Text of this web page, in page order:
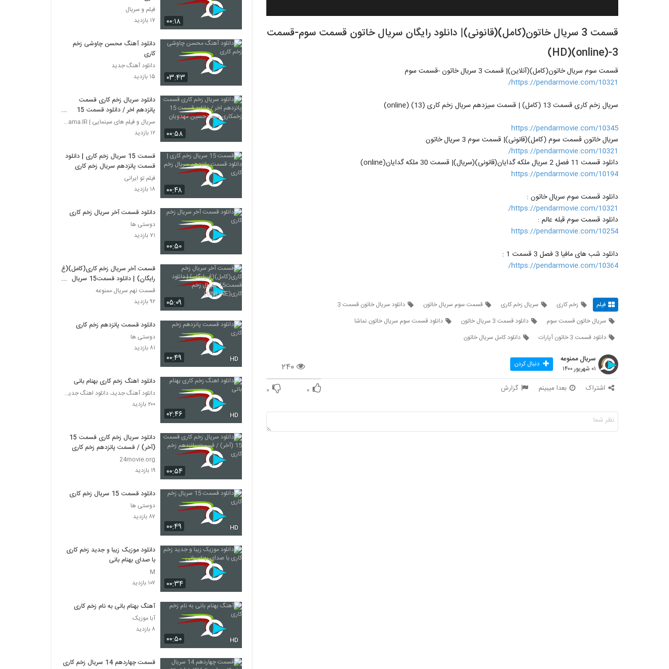
قسمت 3 سریال خاتون(کامل)(قانونی)| دانلود رایگان سریال خاتون قسمت سوم-قسمت
3-(online)(HD)
قسمت سوم سریال خاتون(کامل)(آنلاین)| قسمت 3 سریال خاتون -قسمت سوم
https://pendarmovie.com/10321/
سریال زخم کاری قسمت 13 (کامل) | قسمت سیزدهم سریال زخم کاری (13) (online)
https://pendarmovie.com/10345
سریال خاتون قسمت سوم (کامل)(قانونی)| قسمت سوم 3 سریال خاتون
https://pendarmovie.com/10321/
دانلود قسمت 11 فصل 2 سریال ملکه گدایان(قانونی)(سریال)| قسمت 30 ملکه گدایان(online)
https://pendarmovie.com/10194
دانلود قسمت سوم سریال خاتون :
https://pendarmovie.com/10321/
دانلود قسمت سوم قبله عالم :
https://pendarmovie.com/10254
دانلود شب های مافیا 3 فصل 3 قسمت 1 :
https://pendarmovie.com/10364/
فیلم زخم کاری سریال زخم کاری قسمت سوم سریال خاتون
دانلود سریال خاتون قسمت 3
سریال خاتون قسمت سوم
دانلود قسمت 3 سریال خاتون
دانلود قسمت سوم سریال خاتون نماشا
دانلود قسمت 3 خاتون آپارات
دانلود کامل سریال خاتون
۲۴۰
سریال ممنوعه
۰۱ شهریور ۱۴۰۰ دنبال کردن
اشتراک بعدا میبینم گزارش ۰ ۰
۰۰:۱۸
فیلم و سریال
۱۷ بازدید
۰۳:۴۳
دانلود آهنگ محسن چاوشی زخم
کاری
دانلود آهنگ جدید
۱۵ بازدید
۰۰:۵۸
دانلود سریال زخم کاری قسمت
پانزدهم اخر / دانلود قسمت 15
زخمکاری محمدحسین مهدویان
سریال و فیلم های سینمایی | BoxNama.IR
۱۲ بازدید
۰۰:۴۸
قسمت 15 سریال زخم کاری | دانلود
قسمت پانزدهم سریال زخم کاری
فیلم تو ایرانی
۱۸ بازدید
۰۰:۵۰
دانلود قسمت آخر سریال زخم کاری
دوستی ها
۷۱ بازدید
۰۵:۰۹
قسمت آخر سریال زخم کاری(کامل)(غ
رایگان) | دانلود قسمت15 سریال
زخم کاری(ONLiNE)
قسمت نهم سریال ممنوعه
۹۲ بازدید
۰۰:۴۹ HD
دانلود قسمت پانزدهم زخم کاری
دوستی ها
۸۱ بازدید
۰۲:۴۶ HD
دانلود اهنگ زخم کاری بهنام بانی
دانلود آهنگ جدید، دانلود اهنگ جدید ایرانی
۲۰۰ بازدید
۰۰:۵۴
دانلود سریال زخم کاری قسمت 15
(آخر) / قسمت پانزدهم زخم کاری
24movie.org
۱۹ بازدید
۰۰:۴۹ HD
دانلود قسمت 15 سریال زخم کاری
دوستی ها
۸۷ بازدید
۰۰:۳۴
دانلود موزیک زیبا و جدید زخم کاری
با صدای بهنام بانی
M
۱۰۷ بازدید
۰۰:۵۰ HD
آهنگ بهنام بانی به نام زخم کاری
آبا موزیک
۸ بازدید
قسمت چهاردهم 14 سریال زخم کاری